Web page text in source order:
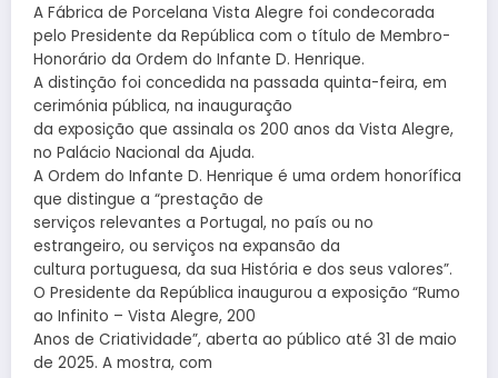
A Fábrica de Porcelana Vista Alegre foi condecorada
pelo Presidente da República com o título de Membro-
Honorário da Ordem do Infante D. Henrique.
A distinção foi concedida na passada quinta-feira, em
cerimónia pública, na inauguração
da exposição que assinala os 200 anos da Vista Alegre,
no Palácio Nacional da Ajuda.
A Ordem do Infante D. Henrique é uma ordem honorífica
que distingue a “prestação de
serviços relevantes a Portugal, no país ou no
estrangeiro, ou serviços na expansão da
cultura portuguesa, da sua História e dos seus valores”.
O Presidente da República inaugurou a exposição “Rumo
ao Infinito – Vista Alegre, 200
Anos de Criatividade”, aberta ao público até 31 de maio
de 2025. A mostra, com